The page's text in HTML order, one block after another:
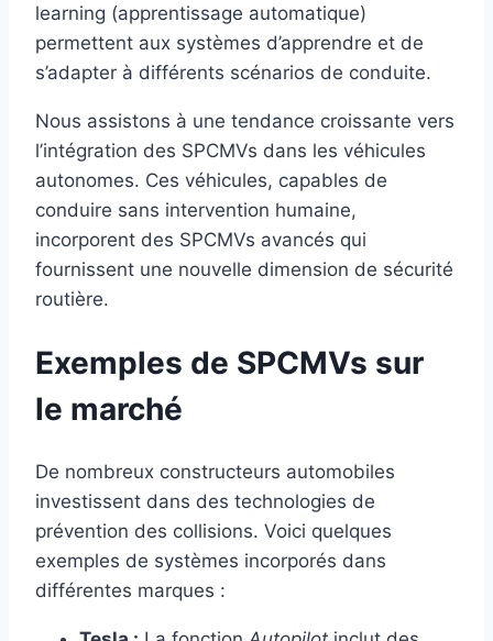
learning (apprentissage automatique)
permettent aux systèmes d’apprendre et de
s’adapter à différents scénarios de conduite.
Nous assistons à une tendance croissante vers
l’intégration des SPCMVs dans les véhicules
autonomes. Ces véhicules, capables de
conduire sans intervention humaine,
incorporent des SPCMVs avancés qui
fournissent une nouvelle dimension de sécurité
routière.
Exemples de SPCMVs sur
le marché
De nombreux constructeurs automobiles
investissent dans des technologies de
prévention des collisions. Voici quelques
exemples de systèmes incorporés dans
différentes marques :